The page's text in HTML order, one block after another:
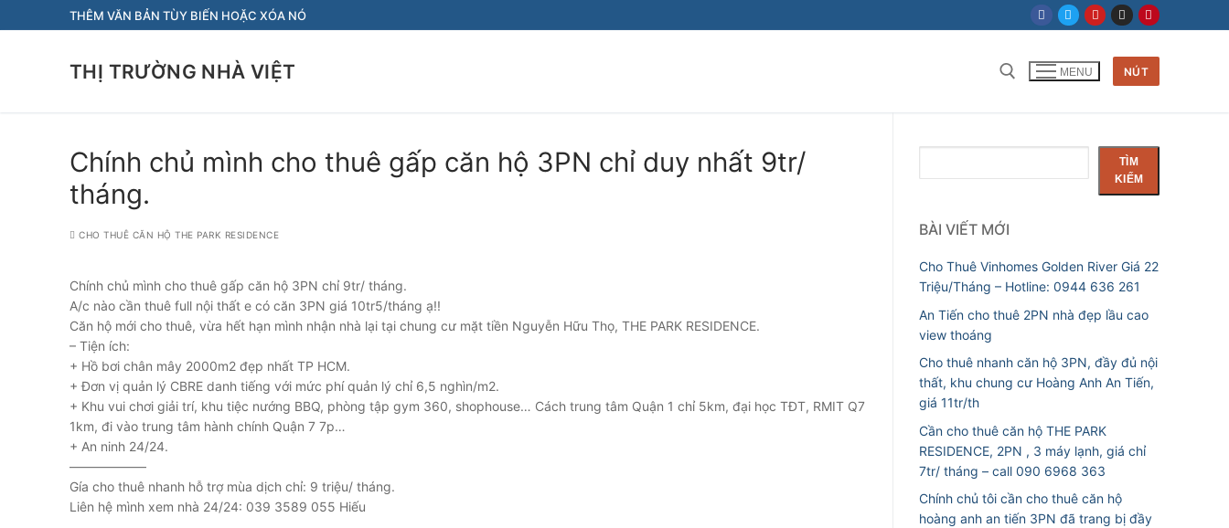
đến
THÊM VĂN BẢN TÙY BIẾN HOẶC XÓA NÓ
THỊ TRƯỜNG NHÀ VIỆT
Tìm kiếm cho:
MENU NÚT
Chính chủ mình cho thuê gấp căn hộ 3PN chỉ duy nhất 9tr/
tháng.
CHO THUÊ CĂN HỘ THE PARK RESIDENCE
Chính chủ mình cho thuê gấp căn hộ 3PN chỉ 9tr/ tháng.
A/c nào cần thuê full nội thất e có căn 3PN giá 10tr5/tháng ạ!!
Căn hộ mới cho thuê, vừa hết hạn mình nhận nhà lại tại chung cư mặt tiền Nguyễn Hữu Thọ, THE PARK RESIDENCE.
– Tiện ích:
+ Hồ bơi chân mây 2000m2 đẹp nhất TP HCM.
+ Đơn vị quản lý CBRE danh tiếng với mức phí quản lý chỉ 6,5 nghìn/m2.
+ Khu vui chơi giải trí, khu tiệc nướng BBQ, phòng tập gym 360, shophouse… Cách trung tâm Quận 1 chỉ 5km, đại học TĐT, RMIT Q7
1km, đi vào trung tâm hành chính Quận 7 7p…
+ An ninh 24/24.
——————
Gía cho thuê nhanh hỗ trợ mùa dịch chỉ: 9 triệu/ tháng.
Liên hệ mình xem nhà 24/24: 039 3589 055 Hiếu
kiếm
TÌM
KIẾM
BÀI VIẾT MỚI
Cho Thuê Vinhomes Golden River Giá 22
Triệu/Tháng – Hotline: 0944 636 261
An Tiến cho thuê 2PN nhà đẹp lầu cao
view thoáng
Cho thuê nhanh căn hộ 3PN, đầy đủ nội
thất, khu chung cư Hoàng Anh An Tiến,
giá 11tr/th
Cần cho thuê căn hộ THE PARK
RESIDENCE, 2PN , 3 máy lạnh, giá chỉ
7tr/ tháng – call 090 6968 363
Chính chủ tôi cần cho thuê căn hộ
hoàng anh an tiến 3PN đã trang bị đầy